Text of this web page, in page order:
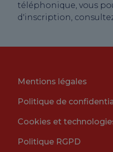
téléphonique, vous
d'inscription,
Mentions légales
Politique de
Cookies et
Politique RGPD